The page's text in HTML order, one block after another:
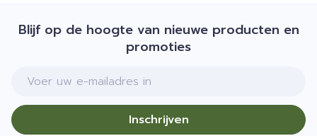
Blijf op de hoogte van nieuwe producten en
promoties
E-mail adres
Inschrijven